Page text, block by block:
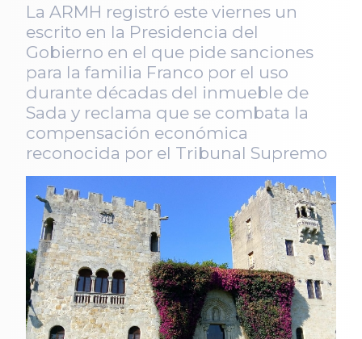
La ARMH registró este viernes un
escrito en la Presidencia del
Gobierno en el que pide sanciones
para la familia Franco por el uso
durante décadas del inmueble de
Sada y reclama que se combata la
compensación económica
reconocida por el Tribunal Supremo